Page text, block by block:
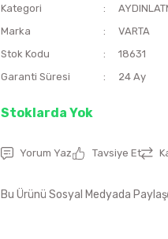
Kategori
Marka
VARTA
Stok Kodu
18631
Garanti Süresi
24 Ay
Stoklarda Yok
Yorum Yaz Tavsiye Et
Bu Ürünü Sosyal Medyada Paylaş